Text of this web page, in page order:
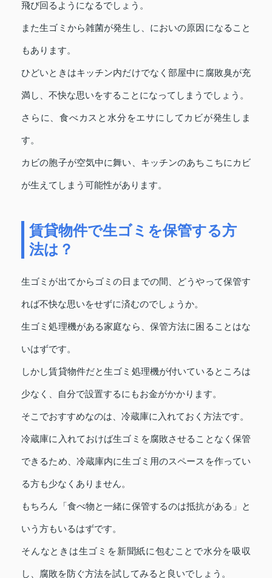
飛び回るようになるでしょう。
また生ゴミから雑菌が発生し、においの原因になること
もあります。
ひどいときはキッチン内だけでなく部屋中に腐敗臭が充
満し、不快な思いをすることになってしまうでしょう。
さらに、食べカスと水分をエサにしてカビが発生しま
す。
カビの胞子が空気中に舞い、キッチンのあちこちにカビ
が生えてしまう可能性があります。
賃貸物件で生ゴミを保管する方
法は？
生ゴミが出てからゴミの日までの間、どうやって保管す
れば不快な思いをせずに済むのでしょうか。
生ゴミ処理機がある家庭なら、保管方法に困ることはな
いはずです。
しかし賃貸物件だと生ゴミ処理機が付いているところは
少なく、自分で設置するにもお金がかかります。
そこでおすすめなのは、冷蔵庫に入れておく方法です。
冷蔵庫に入れておけば生ゴミを腐敗させることなく保管
できるため、冷蔵庫内に生ゴミ用のスペースを作ってい
る方も少なくありません。
もちろん「食べ物と一緒に保管するのは抵抗がある」と
いう方もいるはずです。
そんなときは生ゴミを新聞紙に包むことで水分を吸収
し、腐敗を防ぐ方法を試してみると良いでしょう。